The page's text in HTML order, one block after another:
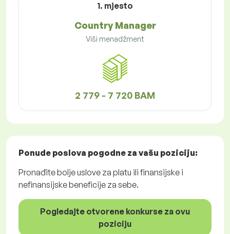
1. mjesto
Country Manager
Viši menadžment
2 779 - 7 720 BAM
Ponude poslova pogodne za vašu poziciju:
Pronađite bolje uslove za platu ili finansijske i
nefinansijske beneficije za sebe.
Pogledajte otvorene konkurse za ovu
poziciju